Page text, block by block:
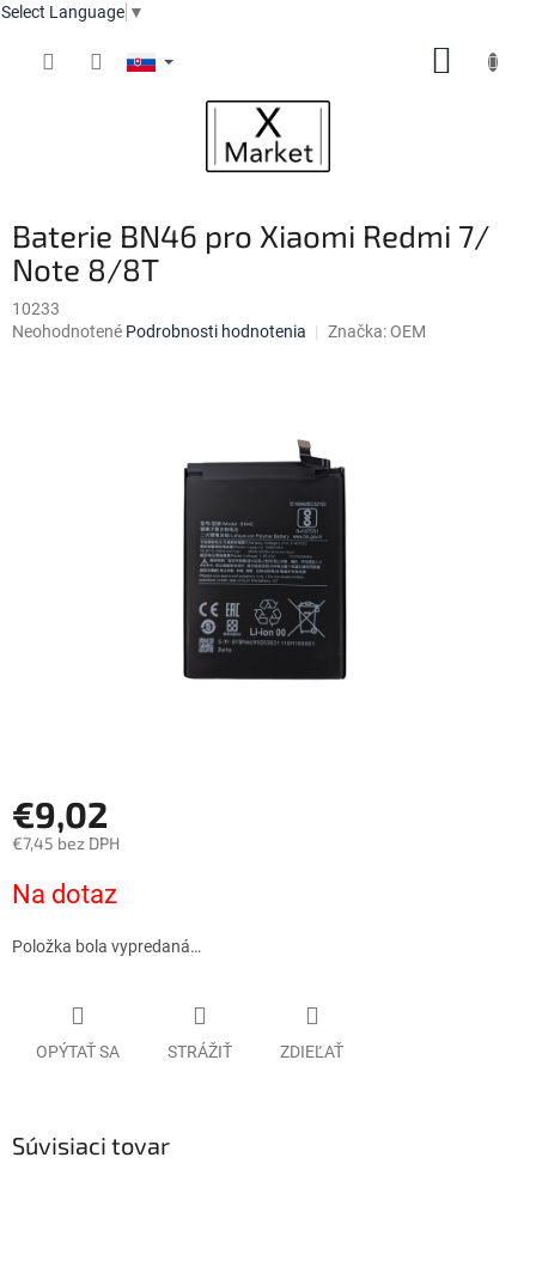
Select Language ▼
Baterie BN46 pro Xiaomi Redmi 7/
Note 8/8T
10233
Priemerné
Neohodnotené Podrobnosti hodnotenia Značka: OEM
€9,02
€7,45 bez DPH
cena:
Na dotaz
Položka bola vypredaná…
OPÝTAŤ SA STRÁŽIŤ ZDIEĽAŤ
Súvisiaci tovar